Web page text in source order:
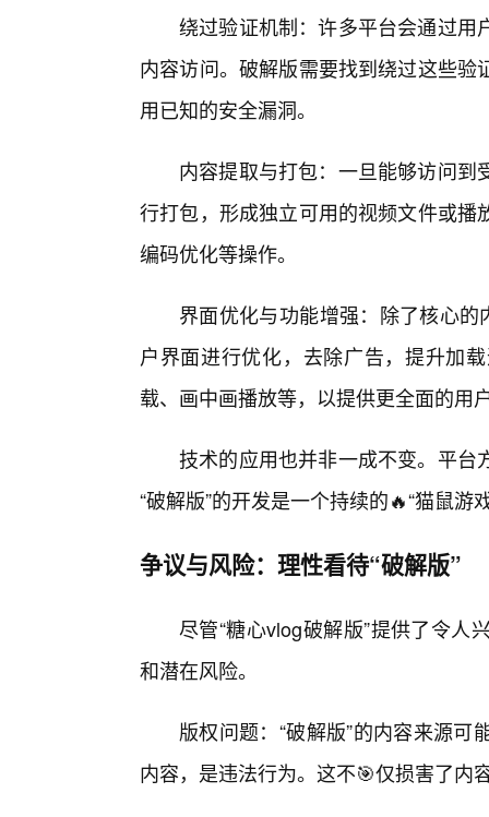
绕过验证机制：许多平台会通过用
内容访问。破解版需要找到绕过这些
用已知的安全漏洞。
内容提取与打包：一旦能够访问
行打包，形成独立可用的视频文件或
编码优化等操作。
界面优化与功能增强：除了核心的
户界面进行优化，去除广告，提升加
载、画中画播放等，以提供更全面的用
技术的应用也并非一成不变。平台
“破解版”的开发是一个持续的🔥“猫鼠
争议与风险：理性看待“破解版”
尽管“糖心vlog破解版”提供了令人
和潜在风险。
版权问题：“破解版”的内容来源
内容，是违法行为。这不🎯仅损害了内